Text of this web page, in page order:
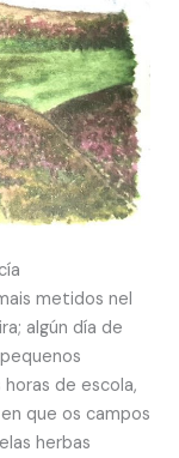
metidos nel
algún día de
de escola,
que os campos
herbas